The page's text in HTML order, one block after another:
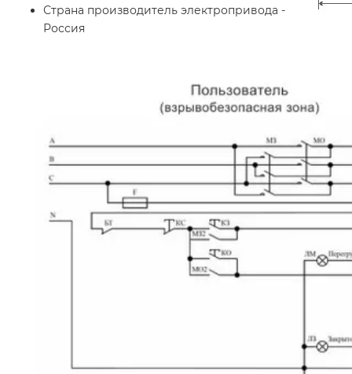
Страна производитель электропривода -
Россия